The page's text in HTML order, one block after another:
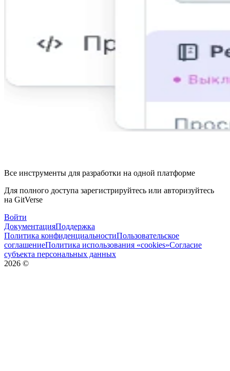
Все инструменты для разработки на одной платформе
Для полного доступа зарегистрируйтесь или авторизуйтесь
на GitVerse
Войти
ДокументацияПоддержка
Политика конфиденциальностиПользовательское
соглашениеПолитика использования «cookies»Согласие
субъекта персональных данных
2026 ©